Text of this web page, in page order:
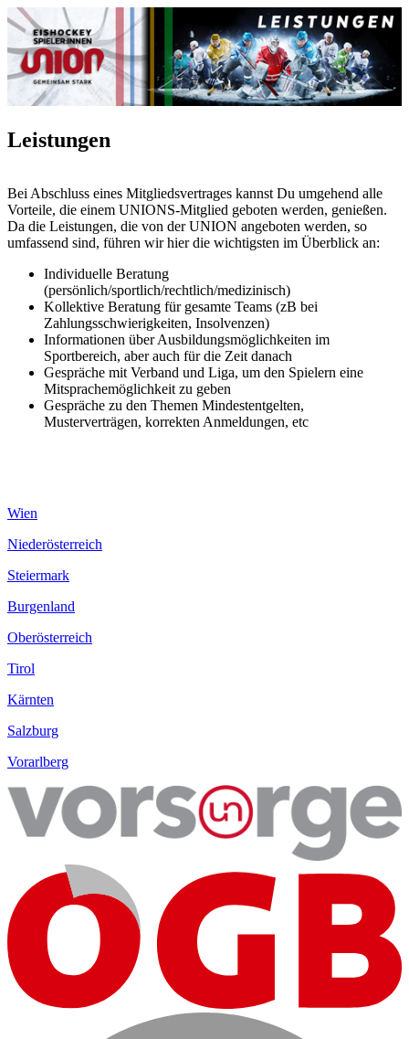
Leistungen
Bei Abschluss eines Mitgliedsvertrages kannst Du umgehend alle
Vorteile, die einem UNIONS-Mitglied geboten werden, genießen.
Da die Leistungen, die von der UNION angeboten werden, so
umfassend sind, führen wir hier die wichtigsten im Überblick an:
Individuelle Beratung
(persönlich/sportlich/rechtlich/medizinisch)
Kollektive Beratung für gesamte Teams (zB bei
Zahlungsschwierigkeiten, Insolvenzen)
Informationen über Ausbildungsmöglichkeiten im
Sportbereich, aber auch für die Zeit danach
Gespräche mit Verband und Liga, um den Spielern eine
Mitsprachemöglichkeit zu geben
Gespräche zu den Themen Mindestentgelten,
Musterverträgen, korrekten Anmeldungen, etc
Wien
Niederösterreich
Steiermark
Burgenland
Oberösterreich
Tirol
Kärnten
Salzburg
Vorarlberg